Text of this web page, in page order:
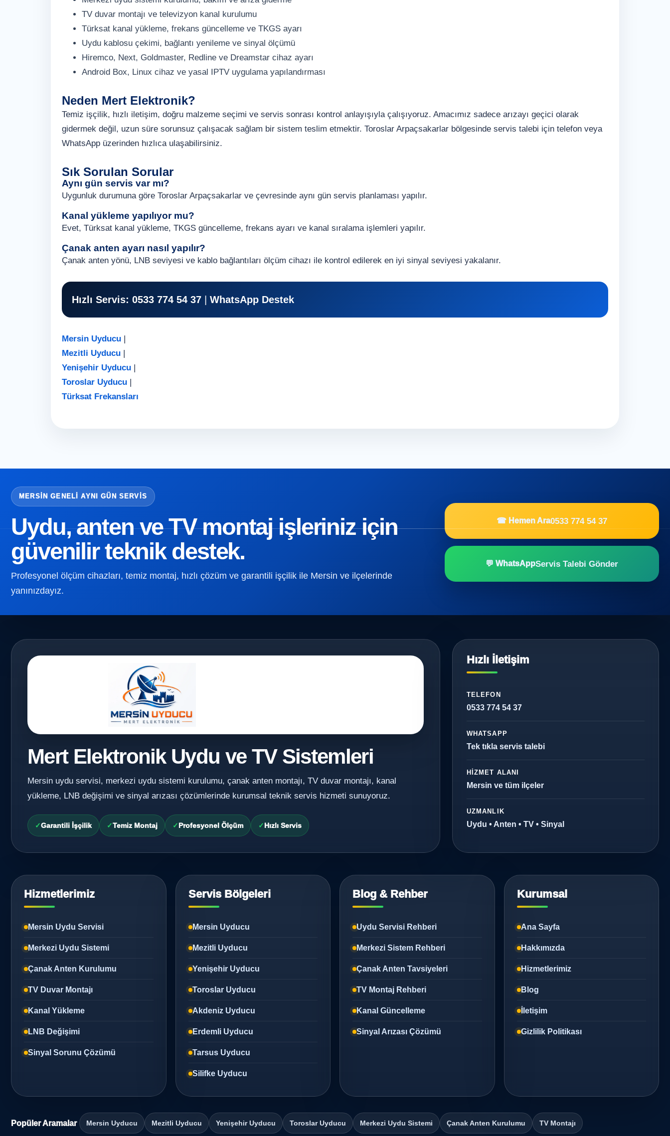
TV duvar montajı ve televizyon kanal kurulumu
Türksat kanal yükleme, frekans güncelleme ve TKGS ayarı
Uydu kablosu çekimi, bağlantı yenileme ve sinyal ölçümü
Hiremco, Next, Goldmaster, Redline ve Dreamstar cihaz ayarı
Android Box, Linux cihaz ve yasal IPTV uygulama yapılandırması
Neden Mert Elektronik?
Temiz işçilik, hızlı iletişim, doğru malzeme seçimi ve servis sonrası kontrol anlayışıyla çalışıyoruz. Amacımız sadece arızayı geçici olarak
gidermek değil, uzun süre sorunsuz çalışacak sağlam bir sistem teslim etmektir. Toroslar Arpaçsakarlar bölgesinde servis talebi için telefon veya
WhatsApp üzerinden hızlıca ulaşabilirsiniz.
Sık Sorulan Sorular
Aynı gün servis var mı?
Uygunluk durumuna göre Toroslar Arpaçsakarlar ve çevresinde aynı gün servis planlaması yapılır.
Kanal yükleme yapılıyor mu?
Evet, Türksat kanal yükleme, TKGS güncelleme, frekans ayarı ve kanal sıralama işlemleri yapılır.
Çanak anten ayarı nasıl yapılır?
Çanak anten yönü, LNB seviyesi ve kablo bağlantıları ölçüm cihazı ile kontrol edilerek en iyi sinyal seviyesi yakalanır.
Hızlı Servis: 0533 774 54 37 WhatsApp Destek
Mersin Uyducu |
Mezitli Uyducu |
Yenişehir Uyducu |
Toroslar Uyducu |
Türksat Frekansları
MERSIN GENELI AYNI GÜN SERVIS
Uydu, anten ve TV montaj işleriniz için
güvenilir teknik destek.
Profesyonel ölçüm cihazları, temiz montaj, hızlı çözüm ve garantili işçilik ile Mersin ve ilçelerinde
yanınızdayız.
☎ Hemen Ara0533 774 54 37
💬 WhatsAppServis Talebi Gönder
Mert Elektronik Uydu ve TV Sistemleri
Mersin uydu servisi, merkezi uydu sistemi kurulumu, çanak anten montajı, TV duvar montajı, kanal
yükleme, LNB değişimi ve sinyal arızası çözümlerinde kurumsal teknik servis hizmeti sunuyoruz.
Garantili İşçilik Temiz Montaj Profesyonel Ölçüm Hızlı Servis
Hızlı İletişim
TELEFON
0533 774 54 37
WHATSAPP
Tek tıkla servis talebi
HIZMET ALANI
Mersin ve tüm ilçeler
UZMANLIK
Uydu • Anten • TV • Sinyal
Hizmetlerimiz
Mersin Uydu Servisi
Merkezi Uydu Sistemi
Çanak Anten Kurulumu
TV Duvar Montajı
Kanal Yükleme
LNB Değişimi
Sinyal Sorunu Çözümü
Servis Bölgeleri
Mersin Uyducu
Mezitli Uyducu
Yenişehir Uyducu
Toroslar Uyducu
Akdeniz Uyducu
Erdemli Uyducu
Tarsus Uyducu
Silifke Uyducu
Blog & Rehber
Uydu Servisi Rehberi
Merkezi Sistem Rehberi
Çanak Anten Tavsiyeleri
TV Montaj Rehberi
Kanal Güncelleme
Sinyal Arızası Çözümü
Kurumsal
Ana Sayfa
Hakkımızda
Hizmetlerimiz
Blog
İletişim
Gizlilik Politikası
Popüler Aramalar Mersin Uyducu Mezitli Uyducu Yenişehir Uyducu Toroslar Uyducu Merkezi Uydu Sistemi Çanak Anten Kurulumu TV Montajı